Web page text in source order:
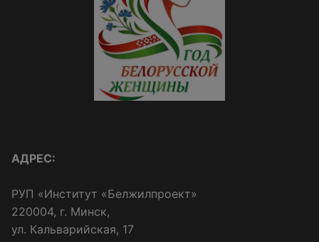
АДРЕС:
РУП «Институт «Белжилпроект»
220004, г. Минск,
ул. Кальварийская, 17